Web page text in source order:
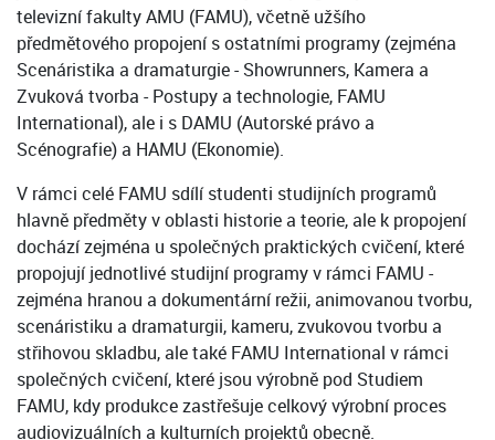
televizní fakulty AMU (FAMU), včetně užšího
předmětového propojení s ostatními programy (zejména
Scenáristika a dramaturgie - Showrunners, Kamera a
Zvuková tvorba - Postupy a technologie, FAMU
International), ale i s DAMU (Autorské právo a
Scénografie) a HAMU (Ekonomie).
V rámci celé FAMU sdílí studenti studijních programů
hlavně předměty v oblasti historie a teorie, ale k propojení
dochází zejména u společných praktických cvičení, které
propojují jednotlivé studijní programy v rámci FAMU -
zejména hranou a dokumentární režii, animovanou tvorbu,
scenáristiku a dramaturgii, kameru, zvukovou tvorbu a
střihovou skladbu, ale také FAMU International v rámci
společných cvičení, které jsou výrobně pod Studiem
FAMU, kdy produkce zastřešuje celkový výrobní proces
audiovizuálních a kulturních projektů obecně.